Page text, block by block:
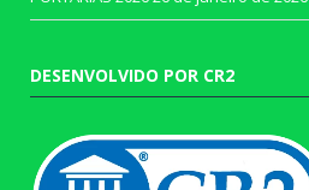
DESENVOLVIDO POR CR2